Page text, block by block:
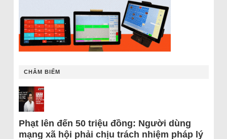
CHÂM BIẾM
Phạt lên đến 50 triệu đồng: Người dùng
mạng xã hội phải chịu trách nhiệm pháp lý